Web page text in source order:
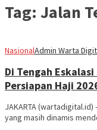
Tag: Jalan
NasionalAdmin Warta
Di Tengah
Persiapan Haji
JAKARTA
yang masih dinamis